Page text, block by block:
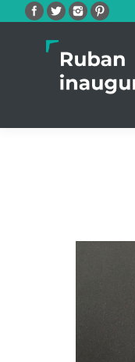
Facebook
TwitterInstagram
Pinterest